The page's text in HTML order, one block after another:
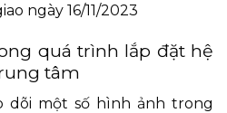
ngày 16/11/2023
quá trình lắp đặt hệ
tâm
dõi một số hình ảnh trong